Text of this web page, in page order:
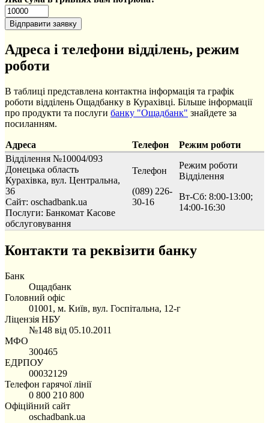
Адреса і телефони відділень, режим
роботи
В таблиці представлена контактна інформація та графік
роботи відділень Ощадбанку в Курахівці. Більше інформації
про продукти та послуги банку "Ощадбанк" знайдете за
посиланням.
Адреса Телефон
Режим роботи
Відділення №10004/093
Донецька область
Курахівка, вул. Центральна,
36
Сайт: oschadbank.ua
Послуги: Банкомат Касове
обслуговування
Телефон
(089) 226-
30-16
Режим роботи
Відділення
Вт-Сб: 8:00-13:00;
14:00-16:30
Контакти та реквізити банку
Банк
Ощадбанк
Головний офіс
01001, м. Київ, вул. Госпітальна, 12-г
Ліцензія НБУ
№148 від 05.10.2011
МФО
300465
ЕДРПОУ
00032129
Телефон гарячої лінії
0 800 210 800
Офіційний сайт
oschadbank.ua